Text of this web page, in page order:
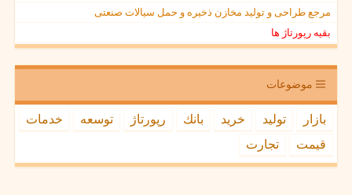
مرجع طراحی و تولید مخازن ذخیره و حمل سیالات صنعتی
بقیه رپورتاژ ها
موضوعات
بازار تولید خرید بانك رپورتاژ توسعه
خدمات
قیمت
تجارت